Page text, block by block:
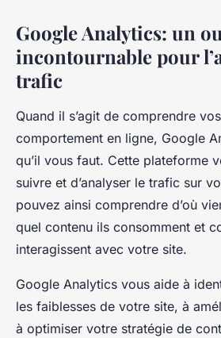
Google Analytics: un
incontournable pour
trafic
Quand il s’agit de comprendre
comportement en ligne, Google
qu’il vous faut. Cette plateforme
suivre et d’analyser le trafic sur
pouvez ainsi comprendre d’où
quel contenu ils consomment et
interagissent avec votre site.
Google Analytics vous aide à
les faiblesses de votre site, à
à optimiser votre stratégie de